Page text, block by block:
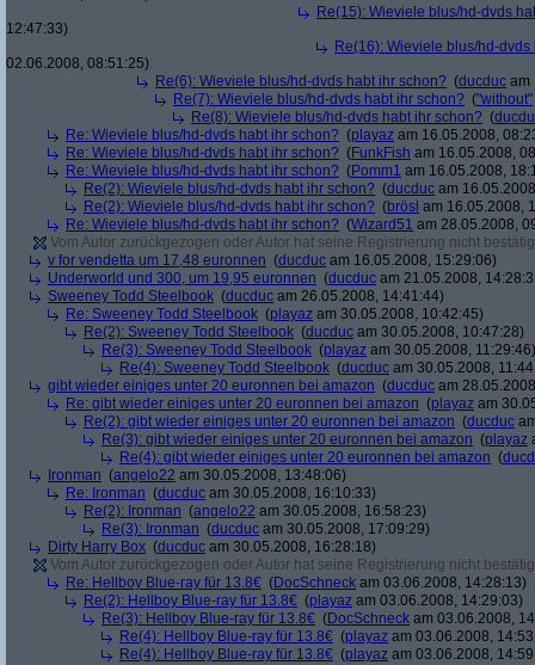
Re(15): Wieviele blus/hd-dvds
12:47:33)
Re(16): Wieviele blus/hd-
02.06.2008, 08:51:25)
Re(6): Wieviele blus/hd-dvds habt ihr schon? (ducduc am
Re(7): Wieviele blus/hd-dvds habt ihr schon? ("without"
Re(8): Wieviele blus/hd-dvds habt ihr schon? (
Re: Wieviele blus/hd-dvds habt ihr schon? (playaz am 16.05.2008,
Re: Wieviele blus/hd-dvds habt ihr schon? (FunkFish am 16.05.2008,
Re: Wieviele blus/hd-dvds habt ihr schon? (Pomm1 am 16.05.2008,
Re(2): Wieviele blus/hd-dvds habt ihr schon? (ducduc am
Re(2): Wieviele blus/hd-dvds habt ihr schon? (brösl am 16.05.2008,
Re: Wieviele blus/hd-dvds habt ihr schon? (Wizard51 am 28.05.2008,
Vom Autor zurückgezogen oder Autor hat seine Registrierung nicht
v for vendetta um 17,48 euronnen (ducduc am 16.05.2008, 15:29:06)
Underworld und 300, um 19,95 euronnen (ducduc am 21.05.2008,
Sweeney Todd Steelbook (ducduc am 26.05.2008, 14:41:44)
Re: Sweeney Todd Steelbook (playaz am 30.05.2008, 10:42:45)
Re(2): Sweeney Todd Steelbook (ducduc am 30.05.2008, 10:47:28)
Re(3): Sweeney Todd Steelbook (playaz am 30.05.2008, 11:29:46)
Re(4): Sweeney Todd Steelbook (ducduc am 30.05.2008,
gibt wieder einiges unter 20 euronnen bei amazon (ducduc am
Re: gibt wieder einiges unter 20 euronnen bei amazon (playaz am
Re(2): gibt wieder einiges unter 20 euronnen bei amazon (ducduc
Re(3): gibt wieder einiges unter 20 euronnen bei amazon (playaz
Re(4): gibt wieder einiges unter 20 euronnen bei amazon (
Ironman (angelo22 am 30.05.2008, 13:48:06)
Re: Ironman (ducduc am 30.05.2008, 16:10:33)
Re(2): Ironman (angelo22 am 30.05.2008, 16:58:23)
Re(3): Ironman (ducduc am 30.05.2008, 17:09:29)
Dirty Harry Box (ducduc am 30.05.2008, 16:28:18)
Vom Autor zurückgezogen oder Autor hat seine Registrierung nicht
Re: Hellboy Blue-ray für 13.8€ (DocSchneck am 03.06.2008, 14:28:13)
Re(2): Hellboy Blue-ray für 13.8€ (playaz am 03.06.2008, 14:29:03)
Re(3): Hellboy Blue-ray für 13.8€ (DocSchneck am 03.06.2008,
Re(4): Hellboy Blue-ray für 13.8€ (playaz am 03.06.2008,
Re(4): Hellboy Blue-ray für 13.8€ (playaz am 03.06.2008,